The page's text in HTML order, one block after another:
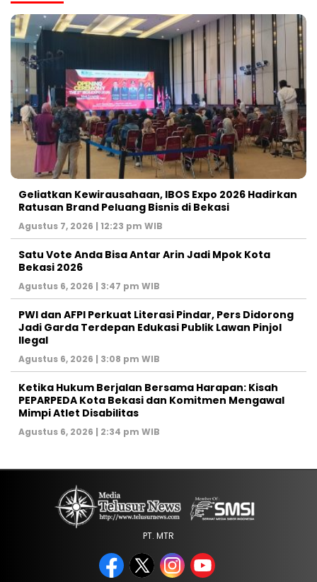
‎Geliatkan Kewirausahaan, IBOS Expo 2026 Hadirkan
Ratusan Brand Peluang Bisnis di Bekasi
Agustus 7, 2026 | 12:23 pm WIB
Satu Vote Anda Bisa Antar Arin Jadi Mpok Kota
Bekasi 2026
Agustus 6, 2026 | 3:47 pm WIB
PWI dan AFPI Perkuat Literasi Pindar, Pers Didorong
Jadi Garda Terdepan Edukasi Publik Lawan Pinjol
Ilegal
Agustus 6, 2026 | 3:08 pm WIB
Ketika Hukum Berjalan Bersama Harapan: Kisah
PEPARPEDA Kota Bekasi dan Komitmen Mengawal
Mimpi Atlet Disabilitas
Agustus 6, 2026 | 2:34 pm WIB
PT. MTR